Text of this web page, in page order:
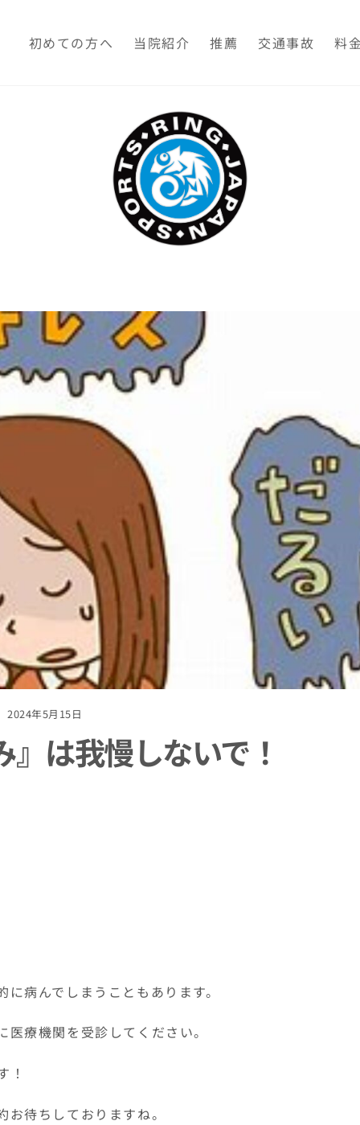
初めての方へ 当院紹介 推薦 交通事故 料
2024年5月15日
は我慢しないで！
病んでしまうこともあります。
療機関を受診してください。
！
待ちしておりますね。